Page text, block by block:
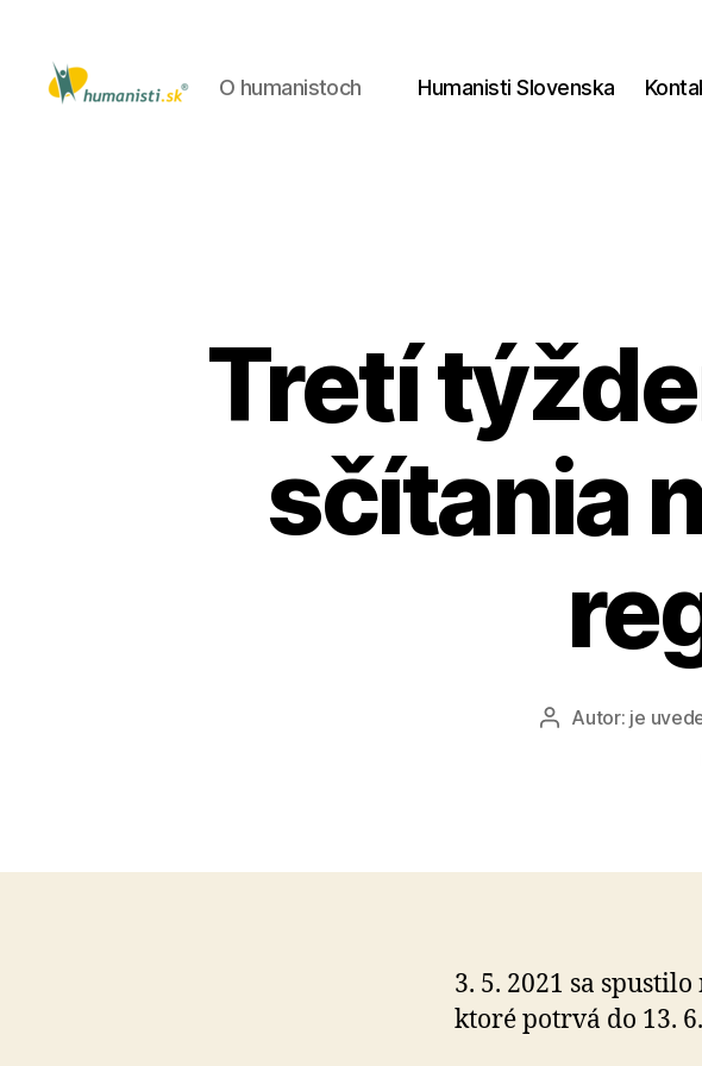
O humanistoch Humanisti Slovenska
Tretí
sčítania
AutorAutor: je
3. 5. 2021 sa
ktoré potrvá do 13.